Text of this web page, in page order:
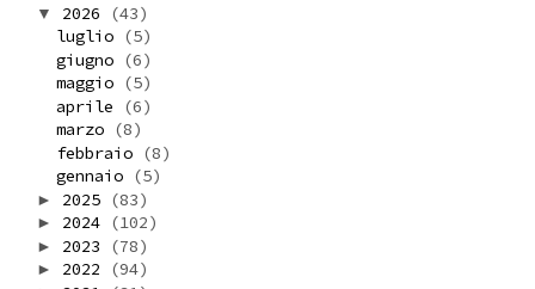
▼ 2026
(43)
luglio (5)
giugno (6)
maggio (5)
aprile
(6)
marzo (8)
febbraio (8)
gennaio (5)
► 2025 (83)
► 2024 (102)
► 2023 (78)
► 2022 (94)